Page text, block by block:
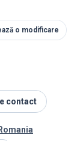
o modificare
contact